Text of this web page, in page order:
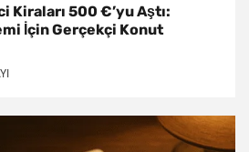
Kiraları 500 €’yu Aştı:
İçin Gerçekçi Konut